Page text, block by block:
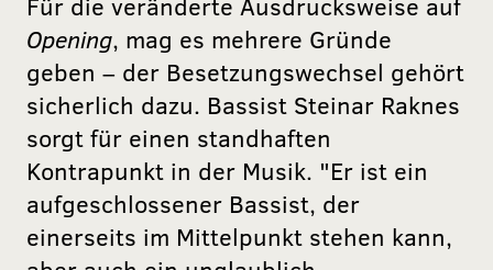
Opening, mag es mehrere Gründe
geben – der Besetzungswechsel gehört
sicherlich dazu. Bassist Steinar Raknes
sorgt für einen standhaften
Kontrapunkt in der Musik. "Er ist ein
aufgeschlossener Bassist, der
einerseits im Mittelpunkt stehen kann,